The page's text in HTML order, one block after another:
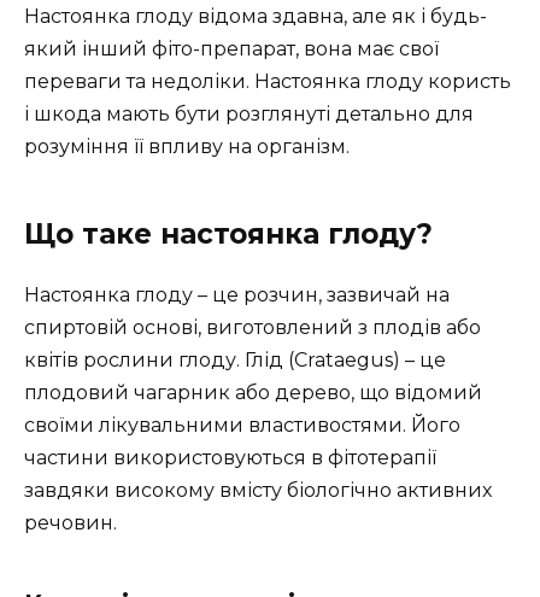
Настоянка глоду відома здавна, але як і будь-
який інший фіто-препарат, вона має свої
переваги та недоліки. Настоянка глоду користь
і шкода мають бути розглянуті детально для
розуміння її впливу на організм.
Що таке настоянка глоду?
Настоянка глоду – це розчин, зазвичай на
спиртовій основі, виготовлений з плодів або
квітів рослини глоду. Глід (Crataegus) – це
плодовий чагарник або дерево, що відомий
своїми лікувальними властивостями. Його
частини використовуються в фітотерапії
завдяки високому вмісту біологічно активних
речовин.